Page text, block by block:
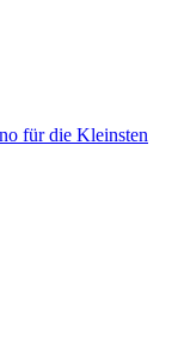
für die Kleinsten